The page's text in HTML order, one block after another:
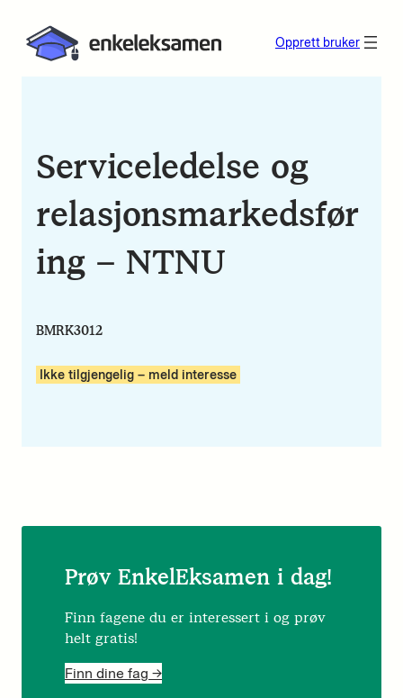
Opprett bruker
Serviceledelse og
relasjonsmarkedsfør
ing – NTNU
BMRK3012
Ikke tilgjengelig – meld interesse
Prøv EnkelEksamen i dag!
Finn fagene du er interessert i og prøv
helt gratis!
Finn dine fag ->